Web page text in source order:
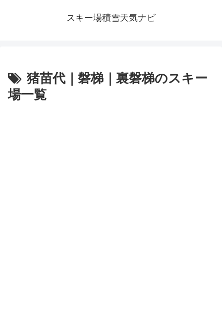
スキー場積雪天気ナビ
猪苗代｜磐梯｜裏磐梯のスキー
場一覧